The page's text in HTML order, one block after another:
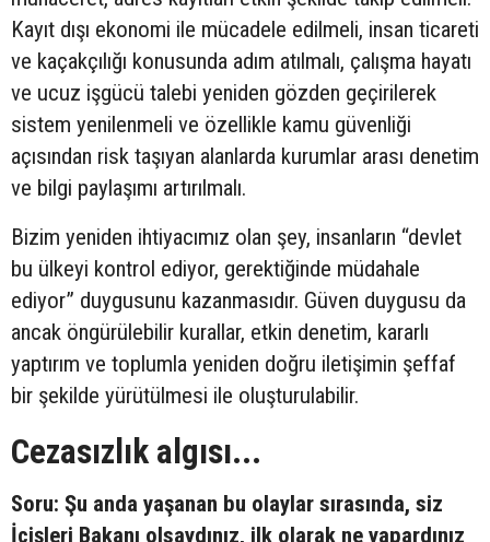
Kayıt dışı ekonomi ile mücadele edilmeli, insan ticareti
ve kaçakçılığı konusunda adım atılmalı, çalışma hayatı
ve ucuz işgücü talebi yeniden gözden geçirilerek
sistem yenilenmeli ve özellikle kamu güvenliği
açısından risk taşıyan alanlarda kurumlar arası denetim
ve bilgi paylaşımı artırılmalı.
Bizim yeniden ihtiyacımız olan şey, insanların “devlet
bu ülkeyi kontrol ediyor, gerektiğinde müdahale
ediyor” duygusunu kazanmasıdır. Güven duygusu da
ancak öngürülebilir kurallar, etkin denetim, kararlı
yaptırım ve toplumla yeniden doğru iletişimin şeffaf
bir şekilde yürütülmesi ile oluşturulabilir.
Cezasızlık algısı...
Soru: Şu anda yaşanan bu olaylar sırasında, siz
İçişleri Bakanı olsaydınız, ilk olarak ne yapardınız